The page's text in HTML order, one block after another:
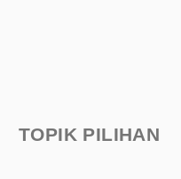
TOPIK PILIHAN